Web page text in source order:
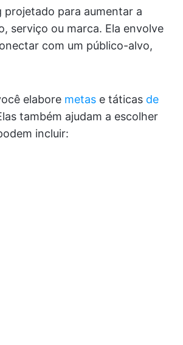
para aumentar a
serviço ou marca. Ela envolve
com um público-alvo,
elabore metas e táticas de
também ajudam a escolher
incluir: